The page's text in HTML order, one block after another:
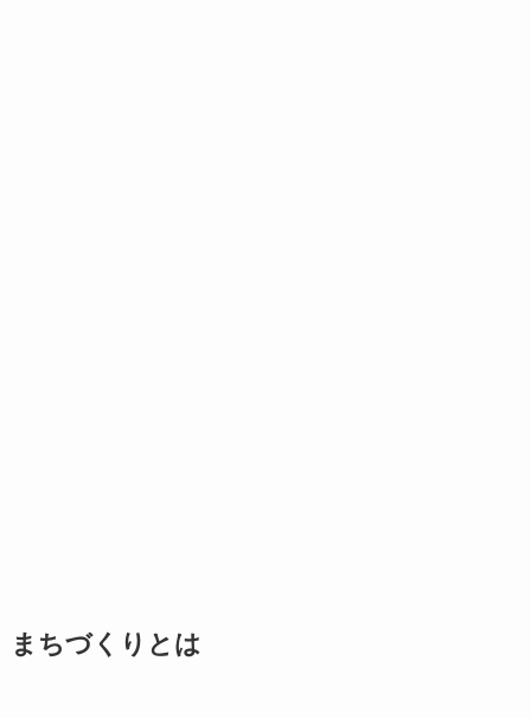
まちづくりとは